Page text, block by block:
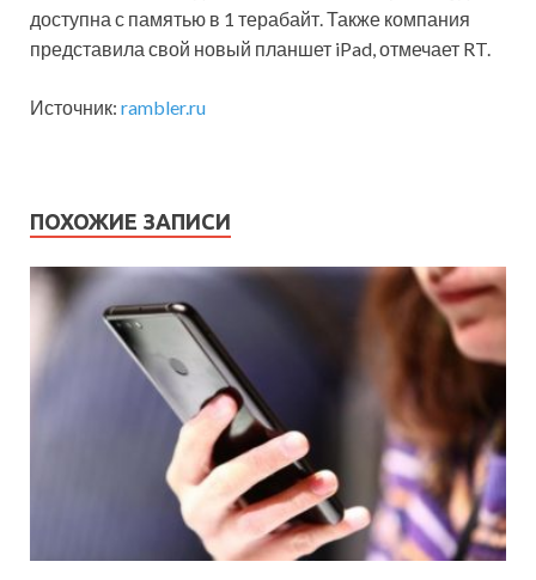
доступна с памятью в 1 терабайт. Также компания
представила свой новый планшет iPad, отмечает RT.
Источник: rambler.ru
ПОХОЖИЕ ЗАПИСИ